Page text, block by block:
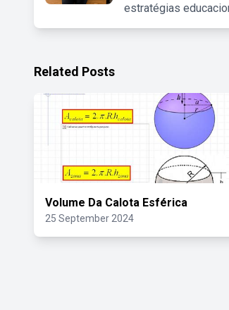
estratégias
Related Posts
Volume Da Calota Esférica
25 September 2024